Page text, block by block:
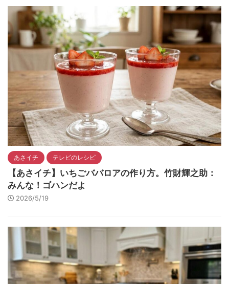
あさイチ テレビのレシピ
【あさイチ】いちごババロアの作り方。竹財輝之助：
みんな！ゴハンだよ
2026/5/19